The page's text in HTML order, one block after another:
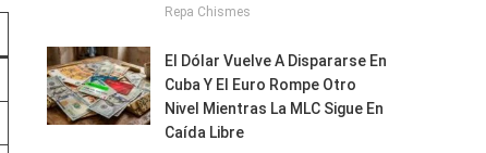
Repa Chismes
El Dólar Vuelve A Dispararse En
Cuba Y El Euro Rompe Otro
Nivel Mientras La MLC Sigue En
Caída Libre